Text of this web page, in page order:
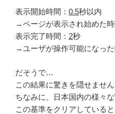
表示開始時間： 0.5秒以内
→ページが表示され始めた時
表示完了時間： 2秒
→ユーザが操作可能になった
だそうで…
この結果に驚きを隠せません
ちなみに、日本国内の様々
この基準をクリアしている